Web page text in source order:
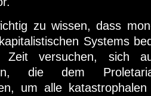
zu wissen, dass
Systems
versuchen, sich
die dem
um alle